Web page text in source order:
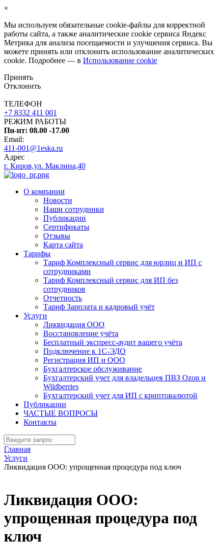
×
Мы используем обязательные cookie-файлы для корректной
работы сайта, а также аналитические cookie сервиса Яндекс
Метрика для анализа посещаемости и улучшения сервиса. Вы
можете принять или отклонить использование аналитических
cookie. Подробнее — в Использование cookie
Принять
Отклонить
ТЕЛЕФОН
+7 8332 411 001
РЕЖИМ РАБОТЫ
Пн-пт: 08.00 -17.00
Email:
411-001@1eska.ru
Адрес
г. Киров,ул. Маклина,40
О компании
Новости
Наши сотрудники
Публикации
Сертификаты
Отзывы
Карта сайта
Тарифы
Тариф Комплексный сервис для юрлиц и ИП с
сотрудниками
Тариф Комплексный сервис для ИП без
сотрудников
Отчетность
Тариф Зарплата и кадровый учёт
Услуги
Ликвидация ООО
Восстановление учёта
Бесплатный экспресс-аудит вашего учёта
Подключение к 1С-ЭДО
Регистрация ИП и ООО
Бухгалтерское обслуживание
Бухгалтерский учет для владельцев ПВЗ Ozon и
Wildberries
Бухгалтерский учет для ИП с криптовалютой
Публикации
ЧАСТЫЕ ВОПРОСЫ
Контакты
Главная
Услуги
Ликвидация ООО: упрощенная процедура под ключ
Ликвидация ООО:
упрощенная процедура под
ключ